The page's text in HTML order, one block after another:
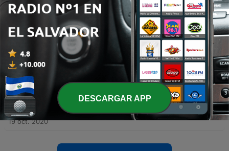
La Virgen de los Dolores en la Basílica de La Merced
de Lima con P.Fray Juan Carlos Saavedra Lucho.
7 - Pensamientos con Padre Fray Juan Carlos
08 nov. 2020
6 - Mercedarizando con el P. Fray Juan Carlos
Saavedra Lucho
19 oct. 2020
DESCARGAR APP